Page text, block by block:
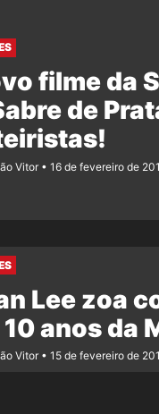
filme da
de
Vitor 16 de fevereiro de
Lee zoa
10 anos da
Vitor 15 de fevereiro de